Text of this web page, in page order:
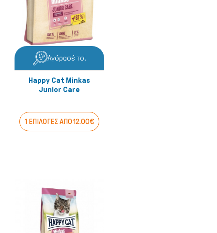
Πτηνά
Αγόρασέ το!
Happy Cat Minkas
Junior Care
1 ΕΠΙΛΟΓΕΣ ΑΠΟ 12.00€